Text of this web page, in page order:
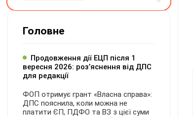
Головне
Продовження дії ЕЦП після 1
вересня 2026: розʼяснення від ДПС
для редакції
ФОП отримує грант «Власна справа»:
ДПС пояснила, коли можна не
платити ЄП, ПДФО та ВЗ з цієї суми